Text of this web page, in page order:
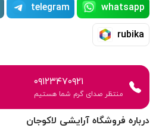
درباره فروشگاه آرایشی لاکوجان
whatsapp
telegram
rubika
۰۹۱۲۳۴۷۰۹۲۱
منتظر صدای گرم شما هستیم